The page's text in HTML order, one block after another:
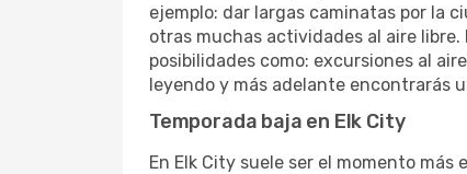
ejemplo: dar largas caminatas por la
otras muchas actividades al aire
posibilidades como: excursiones al
leyendo y más adelante encontrarás
Temporada baja en Elk City
En Elk City suele ser el momento